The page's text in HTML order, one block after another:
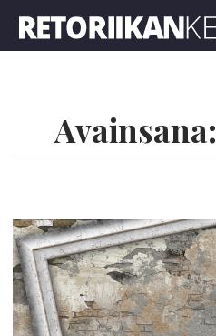
Avainsana: